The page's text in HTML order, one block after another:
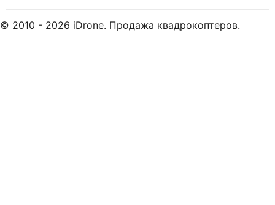
© 2010 - 2026 iDrone. Продажа квадрокоптеров.